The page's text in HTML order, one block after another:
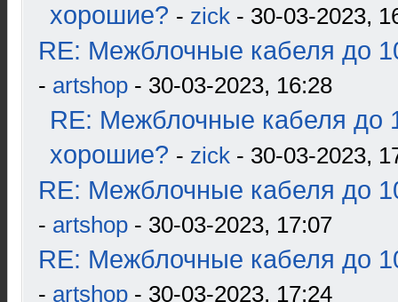
хорошие? - zick - 30-03-2023,
RE: Межблочные кабеля до
- artshop - 30-03-2023, 16:28
RE: Межблочные кабеля до
хорошие? - zick - 30-03-2023,
RE: Межблочные кабеля до
- artshop - 30-03-2023, 17:07
RE: Межблочные кабеля до
- artshop - 30-03-2023, 17:24